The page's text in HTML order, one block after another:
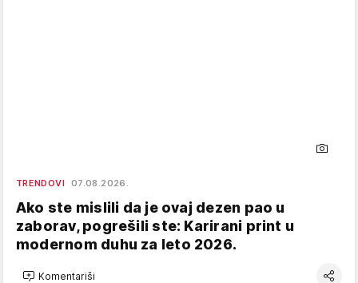
TRENDOVI 07.08.2026.
Ako ste mislili da je ovaj dezen pao u
zaborav, pogrešili ste: Karirani print u
modernom duhu za leto 2026.
Komentariši